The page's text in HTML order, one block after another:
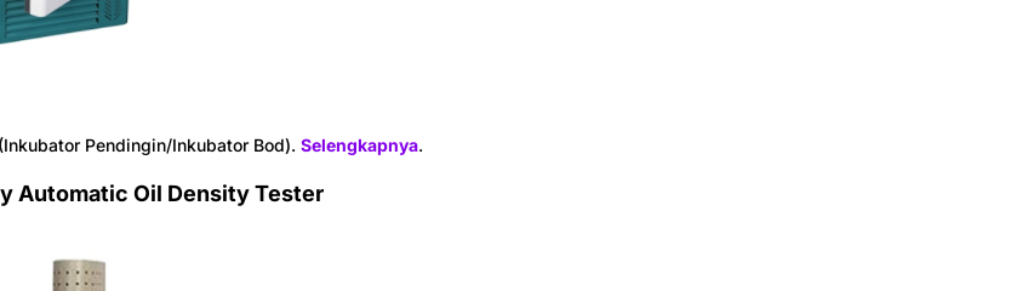
Pendingin/Inkubator Bod).Selengkapnya.
Automatic Oil Density Tester